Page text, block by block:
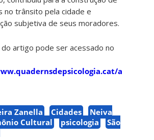
no trânsito pela cidade e
subjetiva de seus moradores.
artigo pode ser acessado no
article/
Zanella Cidades
Neiva
Cultural psicologia
São